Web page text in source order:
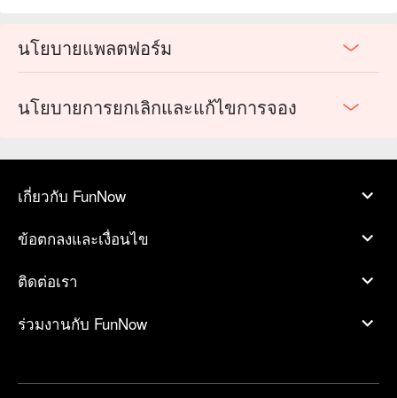
นโยบายแพลตฟอร์ม
นโยบายการยกเลิกและแก้ไขการจอง
เกี่ยวกับ FunNow
ข้อตกลงและเงื่อนไข
ติดต่อเรา
ร่วมงานกับ FunNow